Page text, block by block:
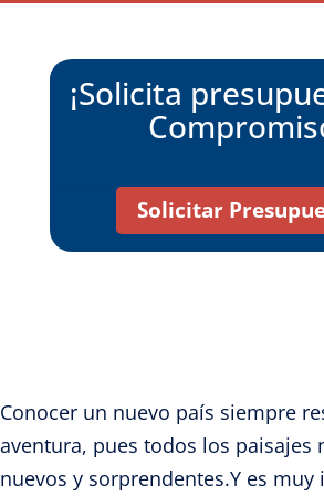
¡Solicita
Solicitar
Conocer un nuevo país siempre
aventura, pues todos los paisajes
nuevos y sorprendentes.Y es